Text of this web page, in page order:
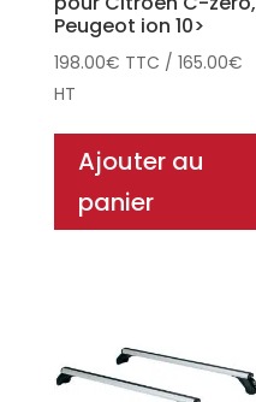
Peugeot ion 10>
198.00€ TTC / 165.00€
HT
Ajouter au
panier